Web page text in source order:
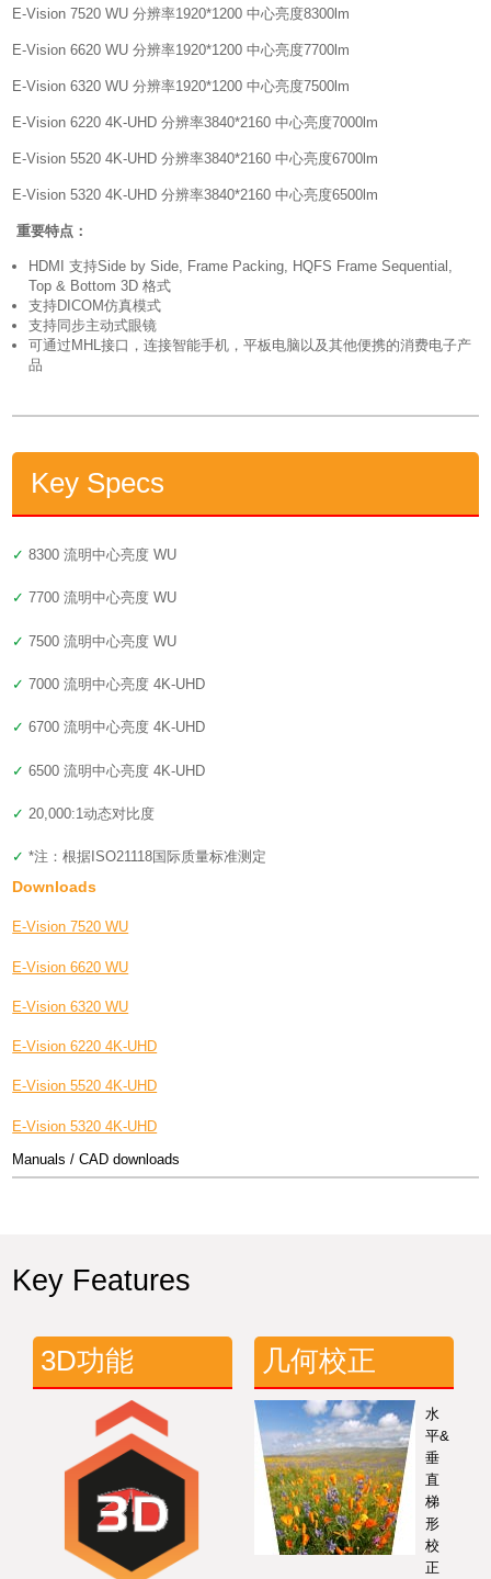
E-Vision 7520 WU 分辨率1920*1200 中心亮度8300lm
E-Vision 6620 WU 分辨率1920*1200 中心亮度7700lm
E-Vision 6320 WU 分辨率1920*1200 中心亮度7500lm
E-Vision 6220 4K-UHD 分辨率3840*2160 中心亮度7000lm
E-Vision 5520 4K-UHD 分辨率3840*2160 中心亮度6700lm
E-Vision 5320 4K-UHD 分辨率3840*2160 中心亮度6500lm
重要特点：
HDMI 支持Side by Side, Frame Packing, HQFS Frame Sequential,
Top & Bottom 3D 格式
支持DICOM仿真模式
支持同步主动式眼镜
可通过MHL接口，连接智能手机，平板电脑以及其他便携的消费电子产
品
Key Specs
✓ 8300 流明中心亮度 WU
✓ 7700 流明中心亮度 WU
✓ 7500 流明中心亮度 WU
✓ 7000 流明中心亮度 4K-UHD
✓ 6700 流明中心亮度 4K-UHD
✓ 6500 流明中心亮度 4K-UHD
✓ 20,000:1动态对比度
✓ *注：根据ISO21118国际质量标准测定
Downloads
E-Vision 7520 WU
E-Vision 6620 WU
E-Vision 6320 WU
E-Vision 6220 4K-UHD
E-Vision 5520 4K-UHD
E-Vision 5320 4K-UHD
Manuals / CAD downloads
Key Features
3D功能 几何校正
水
平&
垂
直
梯
形
校
正